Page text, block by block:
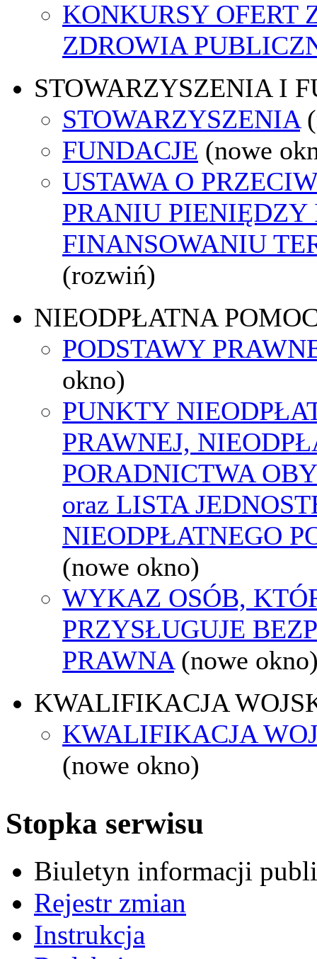
KONKURSY OFERT
ZDROWIA
STOWARZYSZENIA I
STOWARZYSZENIA
FUNDACJE (nowe
USTAWA O
PRANIU PIENIĘDZY
FINANSOWANIU
(rozwiń)
NIEODPŁATNA
PODSTAWY
okno)
PUNKTY
PRAWNEJ,
PORADNICTWA
oraz LISTA
NIEODPŁATNEGO
(nowe okno)
WYKAZ OSÓB,
PRZYSŁUGUJE
PRAWNA (nowe
KWALIFIKACJA
KWALIFIKACJA
(nowe okno)
Stopka serwisu
Biuletyn informacji
Rejestr zmian
Instrukcja